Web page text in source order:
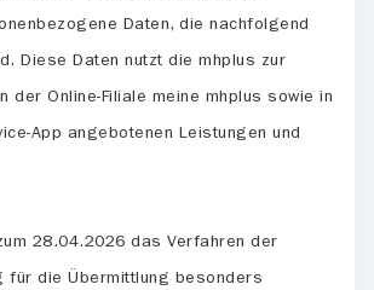
Daten, die nachfolgend
Diese Daten nutzt die mhplus zur
der Online-Filiale meine mhplus sowie in
App angebotenen Leistungen und
28.04.2026 das Verfahren der
für die Übermittlung besonders